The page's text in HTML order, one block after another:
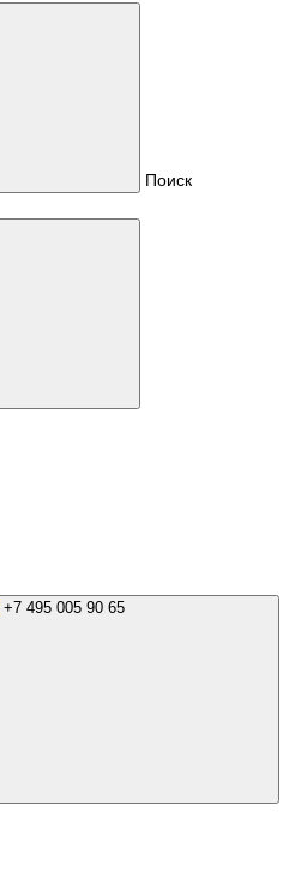
Поиск
+7 495 005 90 65